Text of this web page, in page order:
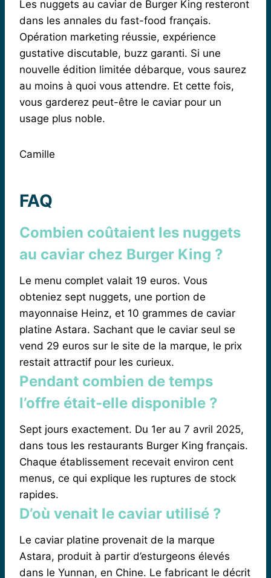
Les nuggets au caviar de Burger King resteront
dans les annales du fast-food français.
Opération marketing réussie, expérience
gustative discutable, buzz garanti. Si une
nouvelle édition limitée débarque, vous saurez
au moins à quoi vous attendre. Et cette fois,
vous garderez peut-être le caviar pour un
usage plus noble.
Camille
FAQ
Combien coûtaient les nuggets
au caviar chez Burger King ?
Le menu complet valait 19 euros. Vous
obteniez sept nuggets, une portion de
mayonnaise Heinz, et 10 grammes de caviar
platine Astara. Sachant que le caviar seul se
vend 29 euros sur le site de la marque, le prix
restait attractif pour les curieux.
Pendant combien de temps
l’offre était-elle disponible ?
Sept jours exactement. Du 1er au 7 avril 2025,
dans tous les restaurants Burger King français.
Chaque établissement recevait environ cent
menus, ce qui explique les ruptures de stock
rapides.
D’où venait le caviar utilisé ?
Le caviar platine provenait de la marque
Astara, produit à partir d’esturgeons élevés
dans le Yunnan, en Chine. Le fabricant le décrit